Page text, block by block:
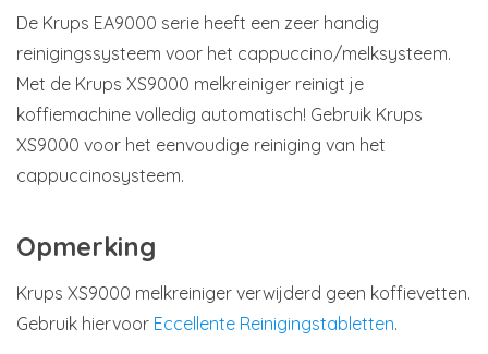
De Krups EA9000 serie heeft een zeer handig
reinigingssysteem voor het cappuccino/melksysteem.
Met de Krups XS9000 melkreiniger reinigt je
koffiemachine volledig automatisch! Gebruik Krups
XS9000 voor het eenvoudige reiniging van het
cappuccinosysteem.
Opmerking
Krups XS9000 melkreiniger verwijderd geen koffievetten.
Gebruik hiervoor Eccellente Reinigingstabletten.